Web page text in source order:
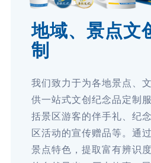
地域、景点文
制
我们致力于为各地景点、
供一站式文创纪念品定制
括景区游客的伴手礼、纪
区活动的宣传赠品等。通
景点特色，提取富有辨识